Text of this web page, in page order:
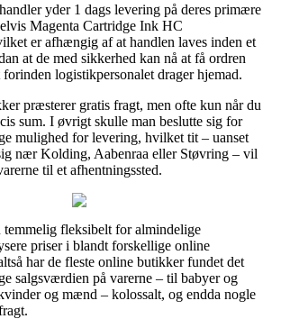
yder 1 dags levering på deres primære
Magenta Cartridge Ink HC
er afhængig af at handlen laves inden et
at de med sikkerhed kan nå at få ordren
logistikpersonalet drager hjemad.
præsterer gratis fragt, men ofte kun når du
sum. I øvrigt skulle man beslutte sig for
mulighed for levering, hvilket tit – uanset
nær Kolding, Aabenraa eller Støvring – vil
til et afhentningssted.
temmelig fleksibelt for almindelige
priser i blandt forskellige online
har de fleste online butikker fundet det
salgsværdien på varerne – til babyer og
og mænd – kolossalt, og endda nogle